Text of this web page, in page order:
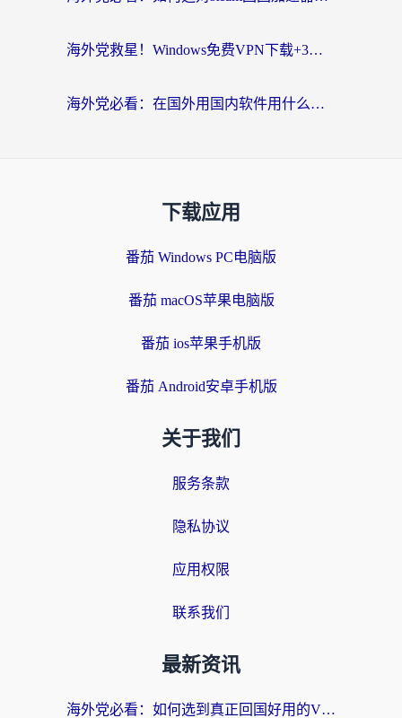
海外党救星！Windows免费VPN下载+3步搞定国内资源无缝访问
海外党必看：在国外用国内软件用什么加速器好？解决追剧游戏办公的终极指南
下载应用
番茄 Windows PC电脑版
番茄 macOS苹果电脑版
番茄 ios苹果手机版
番茄 Android安卓手机版
关于我们
服务条款
隐私协议
应用权限
联系我们
最新资讯
海外党必看：如何选到真正回国好用的VPN？实测+避坑指南